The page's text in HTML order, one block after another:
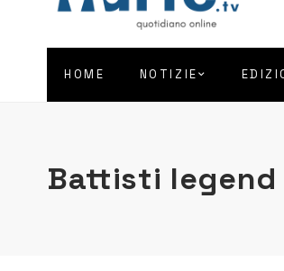
HOME NOTIZIE
Battisti legend